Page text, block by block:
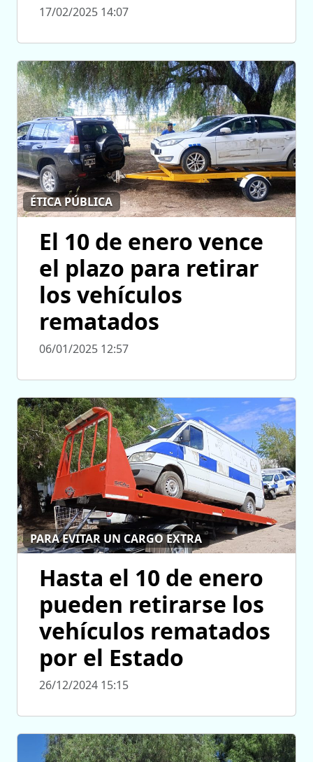
17/02/2025 14:07
ÉTICA PÚBLICA
El 10 de enero vence
el plazo para retirar
los vehículos
rematados
06/01/2025 12:57
PARA EVITAR UN CARGO EXTRA
Hasta el 10 de enero
pueden retirarse los
vehículos rematados
por el Estado
26/12/2024 15:15